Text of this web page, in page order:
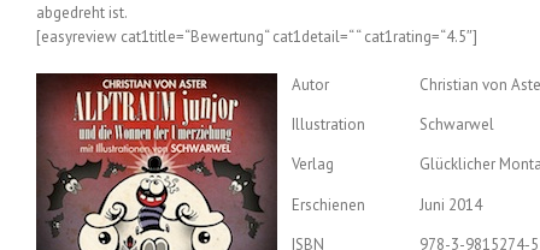
abgedreht ist.
[easyreview cat1title=“Bewertung“ cat1detail=“ “ cat1rating=“4.5″]
Autor
Christian von
Illustration
Schwarwel
Verlag
Glücklicher
Erschienen
Juni 2014
ISBN
978-3-9815274-